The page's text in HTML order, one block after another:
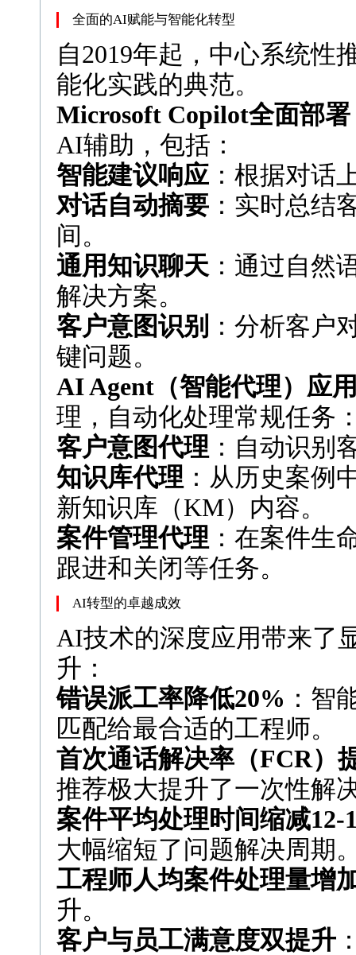
全面的AI赋能与智能化转型
自2019年起，中心系统性
能化实践的典范。
Microsoft Copilot全面部署
AI辅助，包括：
智能建议响应 ：根据对话
对话自动摘要 ：实时总结
间。
通用知识聊天 ：通过自然
解决方案。
客户意图识别 ：分析客户
键问题。
AI Agent（智能代理）应
理，自动化处理常规任务
客户意图代理 ：自动识别
知识库代理 ：从历史案例
新知识库（KM）内容。
案件管理代理 ：在案件生
跟进和关闭等任务。
AI转型的卓越成效
AI技术的深度应用带来了
升：
错误派工率降低20% ：智
匹配给最合适的工程师。
首次通话解决率（FCR）
推荐极大提升了一次性解
案件平均处理时间缩减12-
大幅缩短了问题解决周期
工程师人均案件处理量增
升。
客户与员工满意度双提升